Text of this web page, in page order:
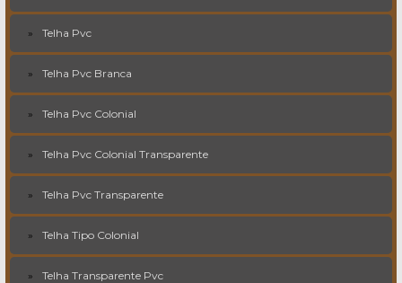
Telha Pvc
Telha Pvc Branca
Telha Pvc Colonial
Telha Pvc Colonial Transparente
Telha Pvc Transparente
Telha Tipo Colonial
Telha Transparente Pvc